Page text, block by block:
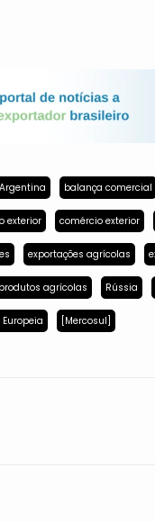
Argentina balança comercial
exterior comércio exterior
exportações agrícolas
produtos agrícolas Rússia
Europeia [Mercosul]